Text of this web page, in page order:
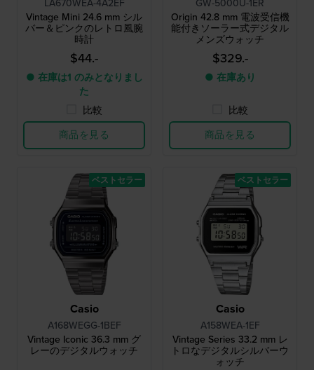
LA670WEA-4A2EF
Vintage Mini 24.6 mm シル
バー＆ピンクのレトロ風腕
時計
$44.-
● 在庫は1 のみとなりまし
た
比較
商品を見る
GW-5000U-1ER
Origin 42.8 mm 電波受信機
能付きソーラー式デジタル
メンズウォッチ
$329.-
● 在庫あり
比較
商品を見る
Casio
A168WEGG-1BEF
Vintage Iconic 36.3 mm グ
レーのデジタルウォッチ
ベストセラー
Casio
A158WEA-1EF
Vintage Series 33.2 mm レ
トロなデジタルシルバーウ
ォッチ
ベストセラー